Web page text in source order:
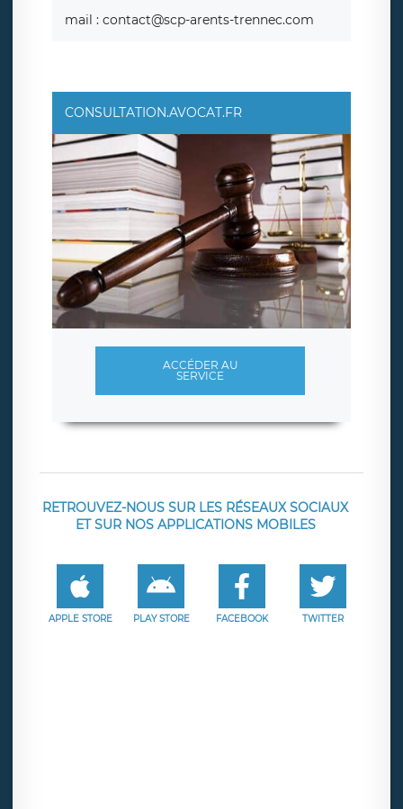
mail : contact@scp-arents-trennec.com
CONSULTATION.AVOCAT.FR
ACCÉDER AU
SERVICE
RETROUVEZ-NOUS SUR LES RÉSEAUX SOCIAUX
ET SUR NOS APPLICATIONS MOBILES
APPLE STORE PLAY STORE FACEBOOK TWITTER